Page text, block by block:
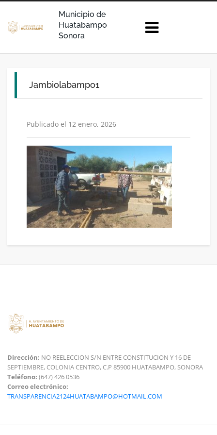
Municipio de
Huatabampo
Sonora
Jambiolabampo1
Publicado el 12 enero, 2026
Dirección: NO REELECCION S/N ENTRE CONSTITUCION Y 16 DE
SEPTIEMBRE, COLONIA CENTRO, C.P 85900 HUATABAMPO, SONORA
Teléfono: (647) 426 0536
Correo electrónico:
TRANSPARENCIA2124HUATABAMPO@HOTMAIL.COM